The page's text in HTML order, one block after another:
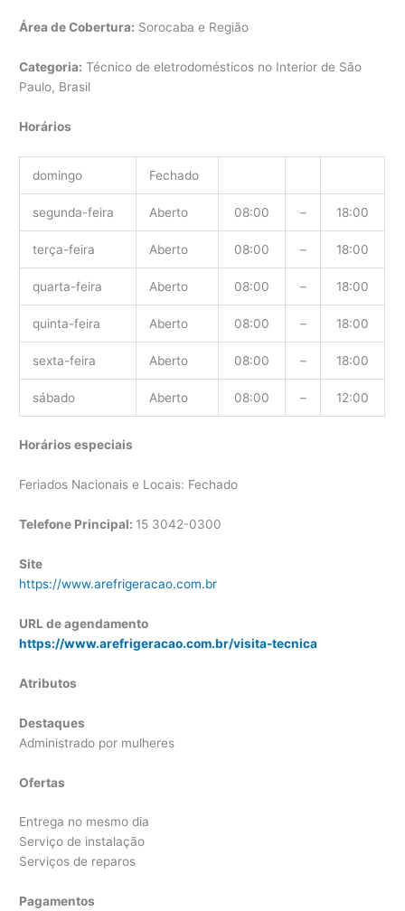
Área de Cobertura: Sorocaba e Região
Categoria: Técnico de eletrodomésticos no Interior de São
Paulo, Brasil
Horários
domingo Fechado
segunda-feira Aberto 08:00 – 18:00
terça-feira Aberto 08:00 – 18:00
quarta-feira Aberto 08:00 – 18:00
quinta-feira Aberto 08:00 – 18:00
sexta-feira Aberto 08:00 – 18:00
sábado Aberto 08:00 – 12:00
Horários especiais
Feriados Nacionais e Locais: Fechado
Telefone Principal: 15 3042-0300
Site
https://www.arefrigeracao.com.br
URL de agendamento
https://www.arefrigeracao.com.br/visita-tecnica
Atributos
Destaques
Administrado por mulheres
Ofertas
Entrega no mesmo dia
Serviço de instalação
Serviços de reparos
Pagamentos